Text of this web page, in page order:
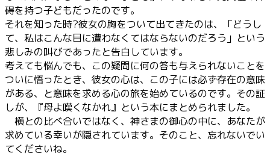
碍を持つ子どもだったのです。
それを知った時?彼女の胸をついて出てきたのは、「どうし
て、私はこんな目に遭わなくてはならないのだろう」という
悲しみの叫びであったと告白しています。
考えても悩んでも、この疑問に何の答も与えられないことを
ついに悟ったとき、彼女の心は、この子には必ず存在の意味
がある、と意味を求める心の旅を始めているのです。その証
しが、『母よ嘆くなかれ』という本にまとめられました。
横との比べ合いではなく、神さまの御心の中に、あなたが
求めている幸いが隠されています。そのこと、忘れないでい
てくださいね。